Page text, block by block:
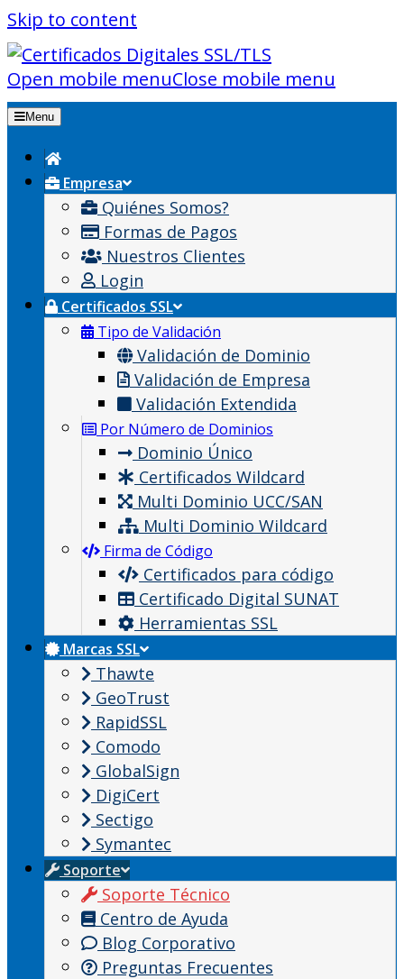
Skip to content
Open mobile menuClose mobile menu
Menu
Empresa
Quiénes Somos?
Formas de Pagos
Nuestros Clientes
Login
Certificados SSL
Tipo de Validación
Validación de Dominio
Validación de Empresa
Validación Extendida
Por Número de Dominios
Dominio Único
Certificados Wildcard
Multi Dominio UCC/SAN
Multi Dominio Wildcard
Firma de Código
Certificados para código
Certificado Digital SUNAT
Herramientas SSL
Marcas SSL
Thawte
GeoTrust
RapidSSL
Comodo
GlobalSign
DigiCert
Sectigo
Symantec
Soporte
Soporte Técnico
Centro de Ayuda
Blog Corporativo
Preguntas Frecuentes